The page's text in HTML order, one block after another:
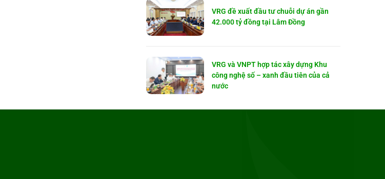
VRG đề xuất đầu tư chuỗi dự án gần
42.000 tỷ đồng tại Lâm Đồng
VRG và VNPT hợp tác xây dựng Khu
công nghệ số – xanh đầu tiên của cả
nước